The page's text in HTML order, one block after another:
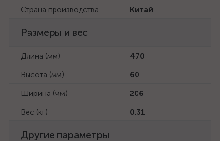
Страна производства
Китай
Размеры и вес
Длина (мм)
470
Высота (мм)
60
Ширина (мм)
206
Вес (кг)
0.31
Другие параметры